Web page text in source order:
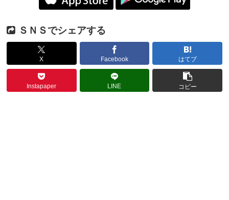
ＳＮＳでシェアする
X Facebook はてブ
Instapaper LINE コピー